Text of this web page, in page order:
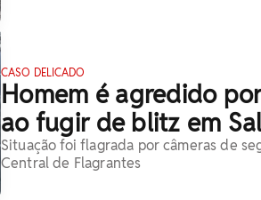
CASO DELICADO
Homem é agredido
ao fugir de blitz em
Situação foi flagrada por câmeras de
Central de Flagrantes